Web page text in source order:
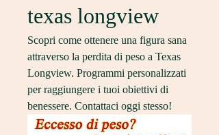
texas longview
Scopri come ottenere una figura sana
attraverso la perdita di peso a Texas
Longview. Programmi personalizzati
per raggiungere i tuoi obiettivi di
benessere. Contattaci oggi stesso!